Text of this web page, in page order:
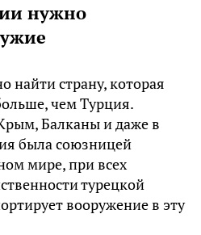
нужно
найти страну, которая
чем Турция.
Балканы и даже в
была союзницей
мире, при всех
турецкой
вооружение в эту